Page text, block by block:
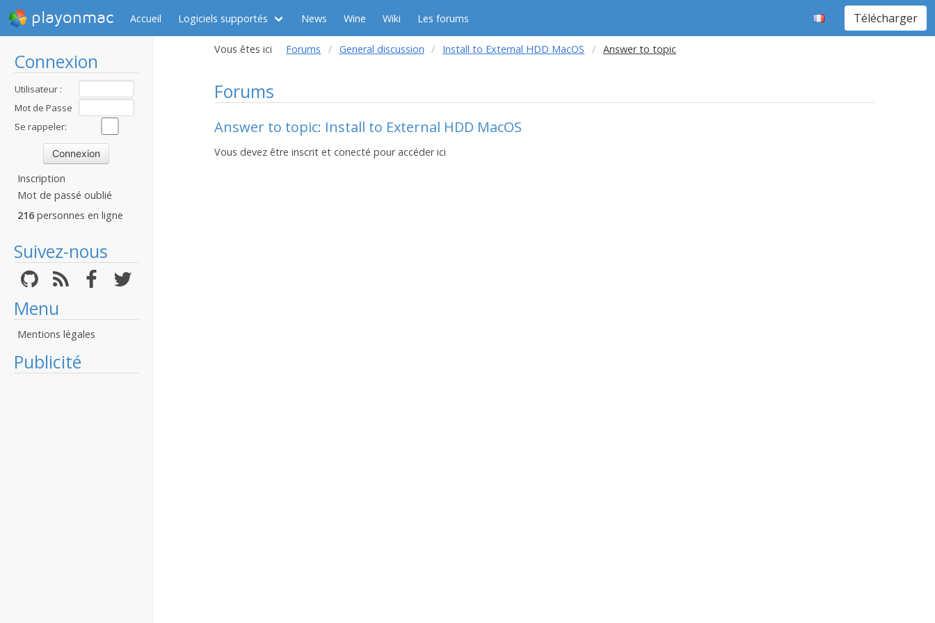
playonmac Accueil Logiciels supportés News Wine Wiki Les forums Télécharger
Connexion
Utilisateur :
Mot de Passe
:Se rappeler:
Inscription
Mot de passé oublié
216 personnes en ligne
Suivez-nous
Menu
Mentions légales
Publicité
Vous êtes ici Forums General discussion Install to External HDD MacOS Answer to topic
Forums
Answer to topic: Install to External HDD MacOS
Vous devez être inscrit et conecté pour accéder ici